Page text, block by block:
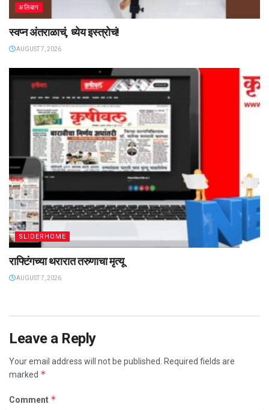
अलिबाग
स्वप्न अंतराळाचं, ध्येय इस्त्रोचं!
AUGUST 7, 2026
SLIDERHOME
राफ्टिंगच्या थरारात तरुणाचा मृत्यू
AUGUST 7, 2026
Leave a Reply
Your email address will not be published.
Required fields are
marked *
Comment *